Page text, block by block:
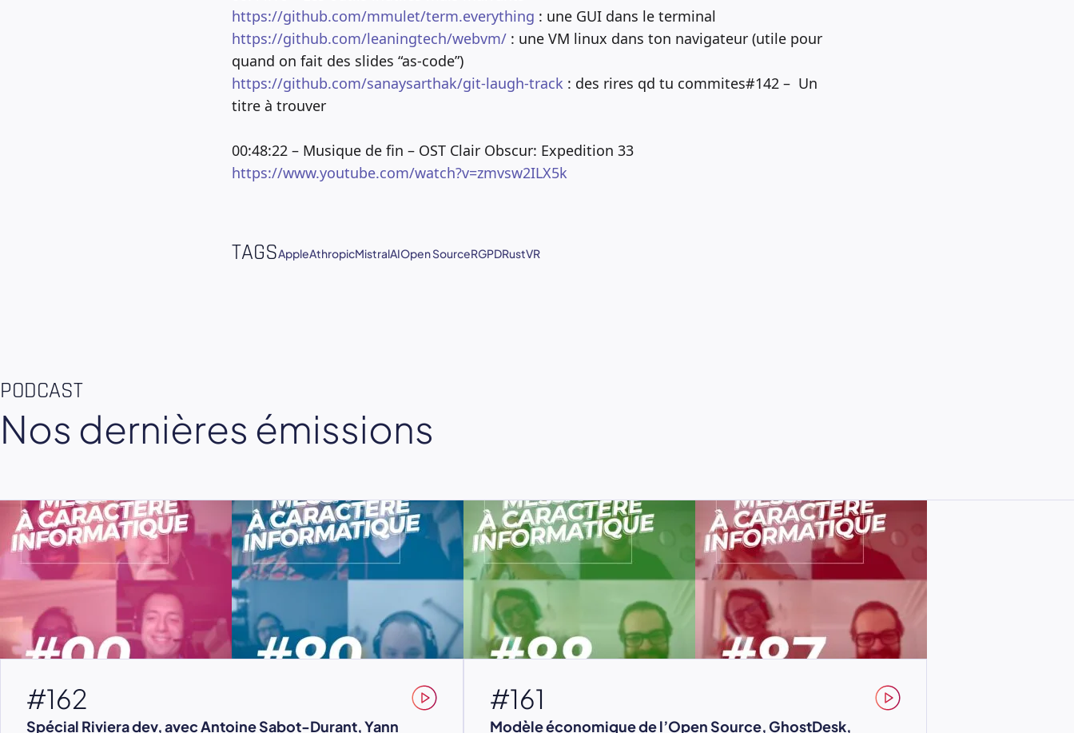
https://github.com/mmulet/term.everything : une GUI dans le terminal
https://github.com/leaningtech/webvm/: une VM linux dans ton navigateur (utile pour
quand on fait des slides “as-code”)
https://github.com/sanaysarthak/git-laugh-track: des rires qd tu commites#142 – Un
titre à trouver
00:48:22 – Musique de fin – OST Clair Obscur: Expedition 33
https://www.youtube.com/watch?v=zmvsw2ILX5k
TAGSAppleAthropicMistralAIOpen SourceRGPDRustVR
PODCAST
Nos dernières émissions
#162
Spécial Riviera dev, avec Antoine Sabot-Durant, Yann
#161
Modèle économique de l’Open Source, GhostDesk,